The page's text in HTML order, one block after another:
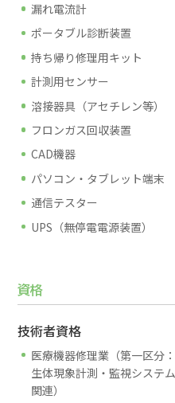
漏れ電流計
ポータブル診断装置
持ち帰り修理用キット
計測用センサー
溶接器具（アセチレン等）
フロンガス回収装置
CAD機器
パソコン・タブレット端末
通信テスター
UPS（無停電電源装置）
資格
技術者資格
医療機器修理業（第一区分
生体現象計測・監視システ
関連）